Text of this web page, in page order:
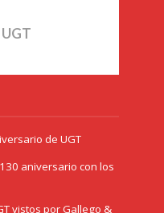
de UGT
aniversario con los
vistos por Gallego &